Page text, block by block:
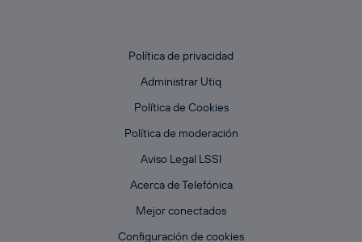
Política de privacidad
Administrar Utiq
Política de Cookies
Política de moderación
Aviso Legal LSSI
Acerca de Telefónica
Mejor conectados
Configuración de cookies